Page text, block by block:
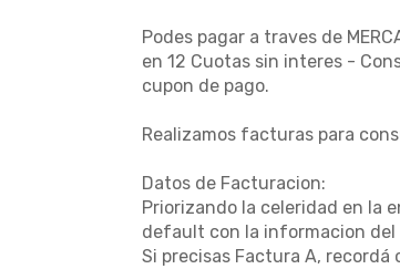
Podes pagar a traves de
en 12 Cuotas sin interes -
cupon de pago.
Realizamos facturas para
Datos de Facturacion:
Priorizando la celeridad en la
default con la informacion del
Si precisas Factura A,